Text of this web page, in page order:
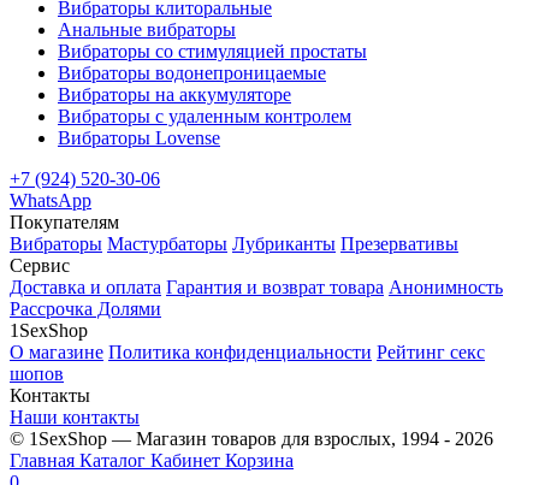
Вибраторы клиторальные
Анальные вибраторы
Вибраторы со стимуляцией простаты
Вибраторы водонепроницаемые
Вибраторы на аккумуляторе
Вибраторы с удаленным контролем
Вибраторы Lovense
+7 (924) 520-30-06
WhatsApp
Покупателям
Вибраторы Мастурбаторы Лубриканты Презервативы
Сервис
Доставка и оплата Гарантия и возврат товара Анонимность
Рассрочка Долями
1SexShop
О магазине Политика конфиденциальности Рейтинг секс
шопов
Контакты
Наши контакты
© 1SexShop — Магазин товаров для взрослых, 1994 - 2026
Главная Каталог Кабинет Корзина